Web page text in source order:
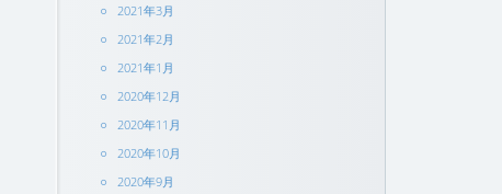
2021年3月
2021年2月
2021年1月
2020年12月
2020年11月
2020年10月
2020年9月